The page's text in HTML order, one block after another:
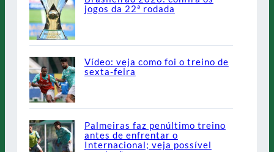
jogos da 22ª rodada
Vídeo: veja como foi o treino de
sexta-feira
Palmeiras faz penúltimo treino
antes de enfrentar o
Internacional; veja possível